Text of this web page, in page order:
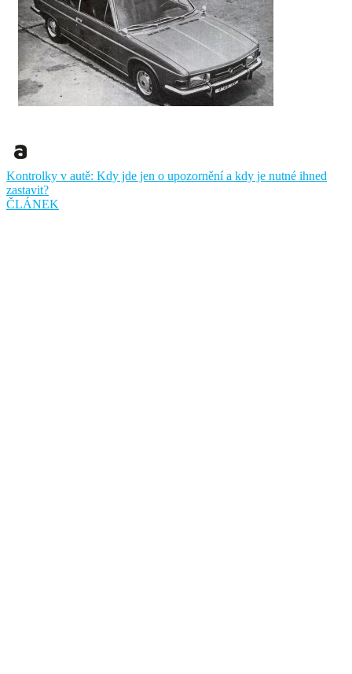
Kontrolky v autě: Kdy jde jen o upozornění a kdy je nutné ihned
zastavit?
ČLÁNEK